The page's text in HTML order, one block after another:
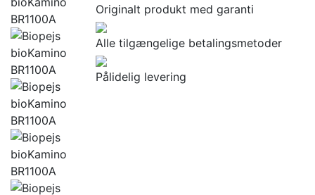
Originalt produkt med garanti
Alle tilgængelige betalingsmetoder
Pålidelig levering